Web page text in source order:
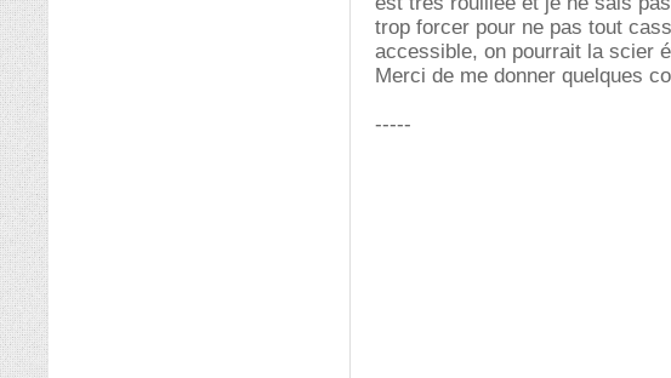
trop forcer pour ne pas tout
accessible, on pourrait la scier
Merci de me donner quelques
-----